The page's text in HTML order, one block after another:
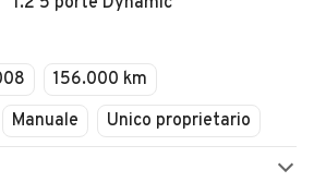
156.000 km
Manuale Unico proprietario